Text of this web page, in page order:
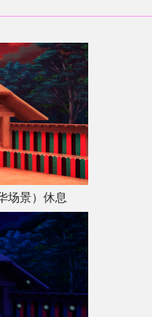
场景）休息